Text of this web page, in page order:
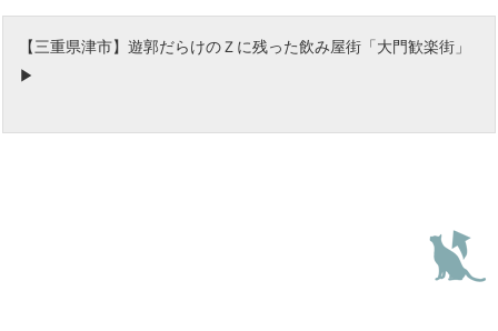
【三重県津市】遊郭だらけのＺに残った飲み屋街「大門歓楽街」